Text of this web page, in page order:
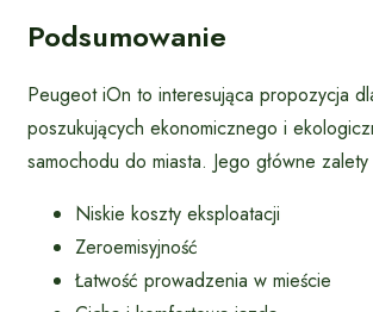
Podsumowanie
Peugeot iOn to interesująca propozycja
poszukujących ekonomicznego i
samochodu do miasta. Jego główne
Niskie koszty eksploatacji
Zeroemisyjność
Łatwość prowadzenia w mieście